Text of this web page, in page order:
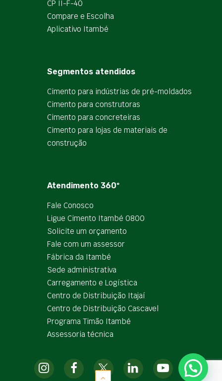
CP II-F-40
Compare e Escolha
Aplicativo Itambé
Segmentos atendidos
Cimento para indústrias de pré-moldados
Cimento para construtoras
Cimento para concreteiras
Cimento para lojas de materiais de
construção
Atendimento 360º
Fale Conosco
Ligue Cimento Itambé 0800
Solicite um orçamento
Fale com um assessor
Fábrica da Itambé
Sede administrativa
Carregamento e Logística
Centro de Distribuição Itajaí
Centro de Distribuição Cascavel
Programa Timão Itambé
Assessoria técnica